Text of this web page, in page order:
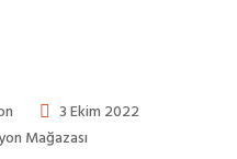
3 Ekim 2022
Mağazası